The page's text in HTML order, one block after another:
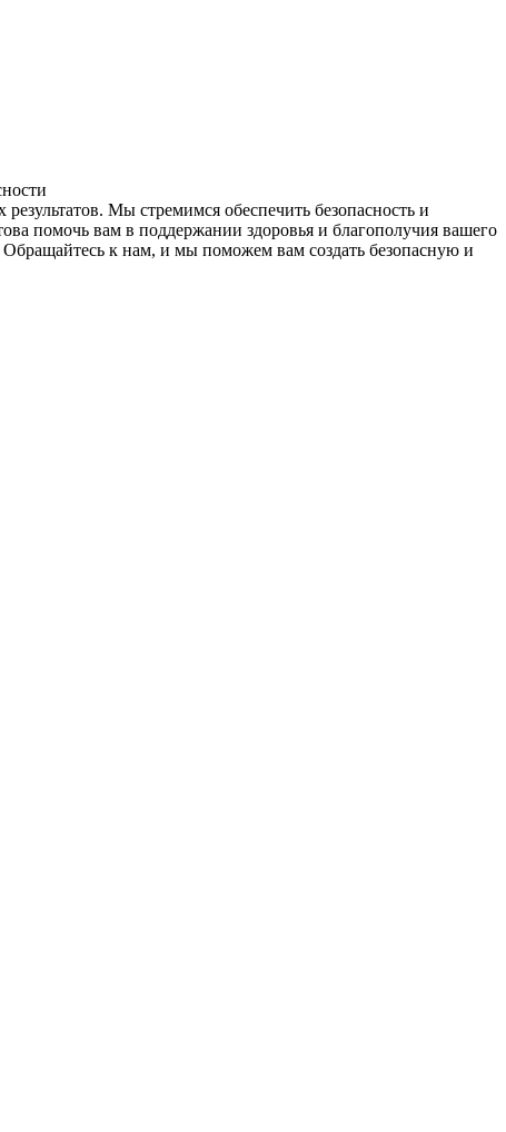
Мы стремимся обеспечить безопасность и
помочь вам в поддержании здоровья и благополучия вашего
к нам, и мы поможем вам создать безопасную и